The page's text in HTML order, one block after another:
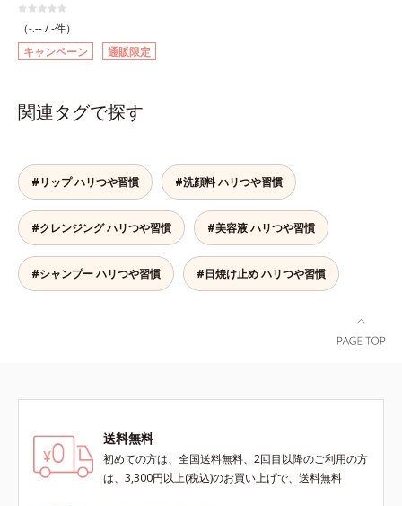
分
ックスやスプレーなど性質が異なる
汚れがたまりやすい環境にありま
す。「フォーカスクレンジング成分
(*1)」を採用することで、髪や頭皮
プーを実現しました。また、うるお
分と水分のバランスを整え、すこや
かな頭皮を保ちます。さらにコンデ
ィショナーには髪の1本1本を均一な
膜で包み込む「プレスタイリング成
分(*3)」を採用し、コーティング効
果により夜にしっかり整えた髪の形
状を翌朝もキープしやすい状態に整
ド、ラウリン酸ポリグリセリル-10
な汚れを落とす成分*2 グリチルリ
チン酸２K、アルテロモナス発酵エ
キス（微生物由来）、イワベンケイ
（-.-- / -件）
キャンペーン
通販限定
関連タグで探す
#リップ ハリつや習慣 #洗顔料 ハリつや習慣
#クレンジング ハリつや習慣 #美容液 ハリつや習慣
#シャンプー ハリつや習慣 #日焼け止め ハリつや習慣
送料無料
初めての方は、全国送料無料、2回目以降のご利用の方
は、3,300円以上(税込)のお買い上げで、送料無料